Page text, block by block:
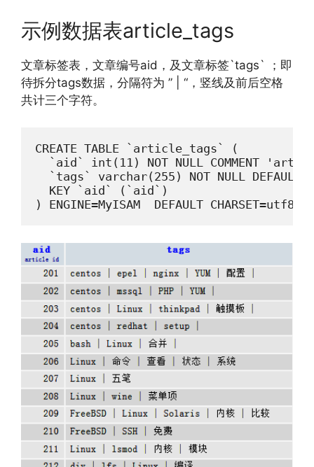
示例数据表article_tags
文章标签表，文章编号aid，及文章标签`tags` ；即
待拆分tags数据，分隔符为 ” | “，竖线及前后空格
共计三个字符。
CREATE TABLE `article_tags` (
`aid` int(11) NOT NULL COMMENT
`tags` varchar(255) NOT NULL DEFAULT
  KEY `aid` (`aid`)
) ENGINE=MyISAM  DEFAULT CHARSET=utf8;